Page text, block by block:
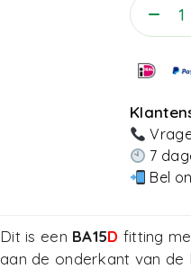
7
Bel
Dit is een BA15D fitting
aan de onderkant van